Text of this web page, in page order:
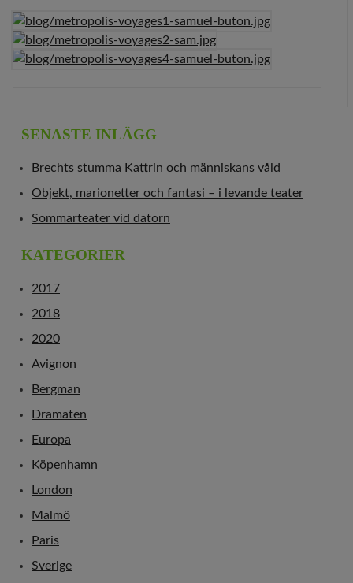
SENASTE INLÄGG
Brechts stumma Kattrin och människans våld
Objekt, marionetter och fantasi – i levande teater
Sommarteater vid datorn
KATEGORIER
2017
2018
2020
Avignon
Bergman
Dramaten
Europa
Köpenhamn
London
Malmö
Paris
Sverige